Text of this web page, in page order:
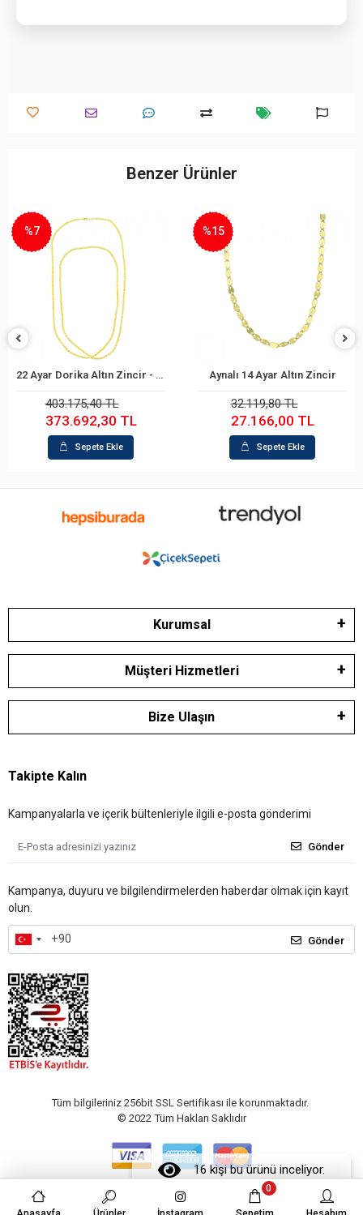
16 kişi bu ürünü inceliyor.
Benzer Ürünler
Sepete Ekle
22 Ayar Dorika Altın Zincir - 80 Cm.
TL
TL
Sepete Ekle
Sepete Ekle
Aynalı 14 Ayar Altın Zincir
32.119,80 TL
27.166,00 TL
Sepete Ekle
Kurumsal
Müşteri Hizmetleri
Bize Ulaşın
Takipte Kalın
Kampanyalarla ve içerik bültenleriyle ilgili e-posta gönderimi
Gönder
Kampanya, duyuru ve bilgilendirmelerden haberdar olmak için kayıt
olun.
Gönder
Tüm bilgileriniz 256bit SSL Sertifikası ile korunmaktadır.
© 2022 Tüm Hakları Saklıdır
0